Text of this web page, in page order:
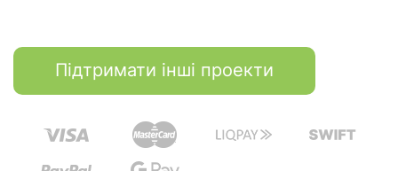
Підтримати інші проекти